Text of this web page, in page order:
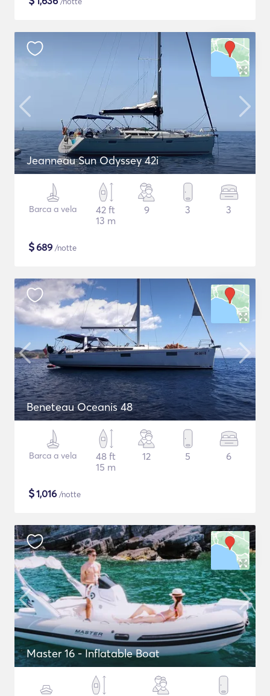
Jeanneau Sun Odyssey 42i
Barca a vela
42 ft
13 m
9 3 3
$689 /notte
Beneteau Oceanis 48
Barca a vela
48 ft
15 m
12 5 6
$1,016 /notte
Master 16 - Inflatable Boat